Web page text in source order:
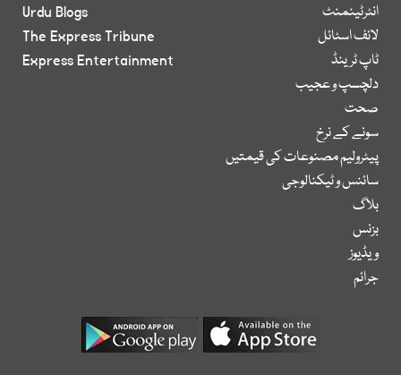
انٹرٹینمنٹ
لائف اسٹائل
ٹاپ ٹرینڈ
دلچسپ و عجیب
صحت
سونے کے نرخ
پیٹرولیم مصنوعات کی قیمتیں
سائنس و ٹیکنالوجی
بلاگ
بزنس
ویڈیوز
جرائم
Urdu Blogs
The Express Tribune
Express Entertainment